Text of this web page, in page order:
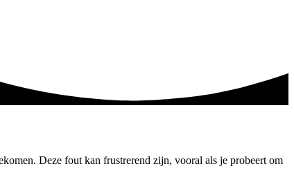
Deze fout kan frustrerend zijn, vooral als je probeert om